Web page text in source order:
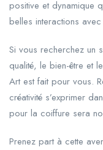
positive et dynamique
belles interactions
Si vous recherchez un
qualité, le bien-être et
Art est fait pour vous.
créativité s’exprimer
pour la coiffure sera
Prenez part à cette